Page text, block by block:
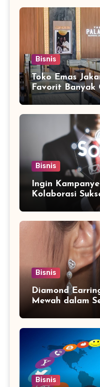
Bisnis
Toko Emas
Favorit Banyak
Bisnis
Ingin
Kolaborasi
Media
Bisnis
Diamond
Mewah dalam
Bisnis